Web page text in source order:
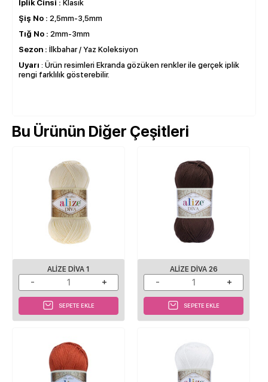
İplik Cinsi : Klasik
Şiş No : 2,5mm-3,5mm
Tığ No : 2mm-3mm
Sezon : İlkbahar / Yaz Koleksiyon
Uyarı : Ürün resimleri Ekranda gözüken renkler ile gerçek iplik
rengi farklılık gösterebilir.
Bu Ürünün Diğer Çeşitleri
ALIZE DIVA 1
SEPETE EKLE
ALIZE DIVA 26
SEPETE EKLE